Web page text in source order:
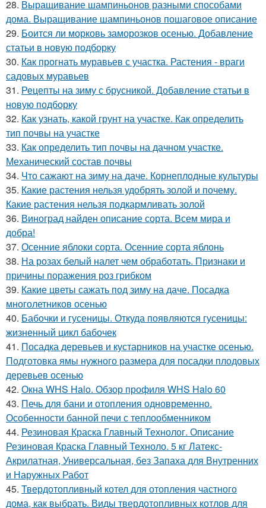
28. Выращивание шампиньонов разными способами
дома. Выращивание шампиньонов пошаговое описание
29. Боится ли морковь заморозков осенью. Добавление
статьи в новую подборку
30. Как прогнать муравьев с участка. Растения - враги
садовых муравьев
31. Рецепты на зиму с брусникой. Добавление статьи в
новую подборку
32. Как узнать, какой грунт на участке. Как определить
тип почвы на участке
33. Как определить тип почвы на дачном участке.
Механический состав почвы
34. Что сажают на зиму на даче. Корнеплодные культуры
35. Какие растения нельзя удобрять золой и почему.
Какие растения нельзя подкармливать золой
36. Виноград найден описание сорта. Всем мира и
добра!
37. Осенние яблоки сорта. Осенние сорта яблонь
38. На розах белый налет чем обработать. Признаки и
причины поражения роз грибком
39. Какие цветы сажать под зиму на даче. Посадка
многолетников осенью
40. Бабочки и гусеницы. Откуда появляются гусеницы:
жизненный цикл бабочек
41. Посадка деревьев и кустарников на участке осенью.
Подготовка ямы нужного размера для посадки плодовых
деревьев осенью
42. Окна WHS Halo. Обзор профиля WHS Halo 60
43. Печь для бани и отопления одновременно.
Особенности банной печи с теплообменником
44. Резиновая Краска Главный Технолог. Описание
Резиновая Краска Главный Техноло. 5 кг Латекс-
Акрилатная, Универсальная, без Запаха для Внутренних
и Наружных Работ
45. Твердотопливный котел для отопления частного
дома, как выбрать. Виды твердотопливных котлов для